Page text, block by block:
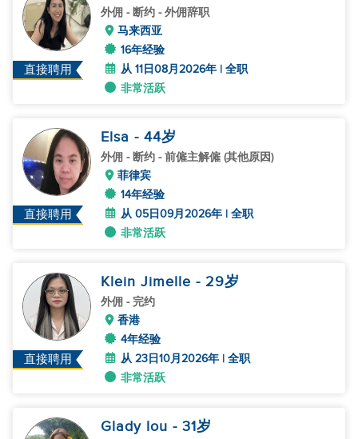
直接聘用
外佣 - 断约 - 外佣辞职
马来西亚
16年经验
从 11日08月2026年 | 全职
非常活跃
直接聘用
Elsa - 44岁
外佣 - 断约 - 前僱主解僱 (其他原因)
菲律宾
14年经验
从 05日09月2026年 | 全职
非常活跃
直接聘用
Klein Jimelle - 29岁
外佣 - 完约
香港
4年经验
从 23日10月2026年 | 全职
非常活跃
Glady lou - 31岁